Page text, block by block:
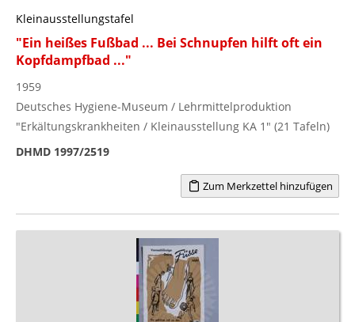
Kleinausstellungstafel
"Ein heißes Fußbad ... Bei Schnupfen hilft oft ein
Kopfdampfbad ..."
1959
Deutsches Hygiene-Museum / Lehrmittelproduktion
"Erkältungskrankheiten / Kleinausstellung KA 1" (21 Tafeln)
DHMD 1997/2519
Zum Merkzettel hinzufügen